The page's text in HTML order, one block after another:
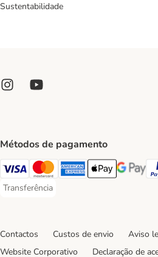
Sustentabilidade
Métodos de pagamento
Visa Payment Method
Mastercard Payment Method
American Express
Apple PayGoogle
Transferência
Transferência Payment Method
Contactos Custos de envio Aviso
Website Corporativo
Declaração de